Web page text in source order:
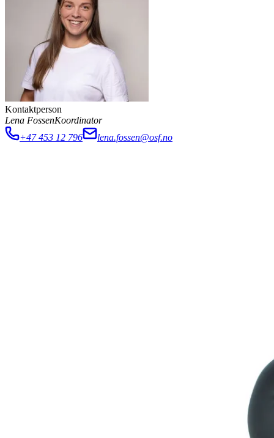
Kontaktperson
Lena FossenKoordinator
+47 453 12 796
lena.fossen@osf.no